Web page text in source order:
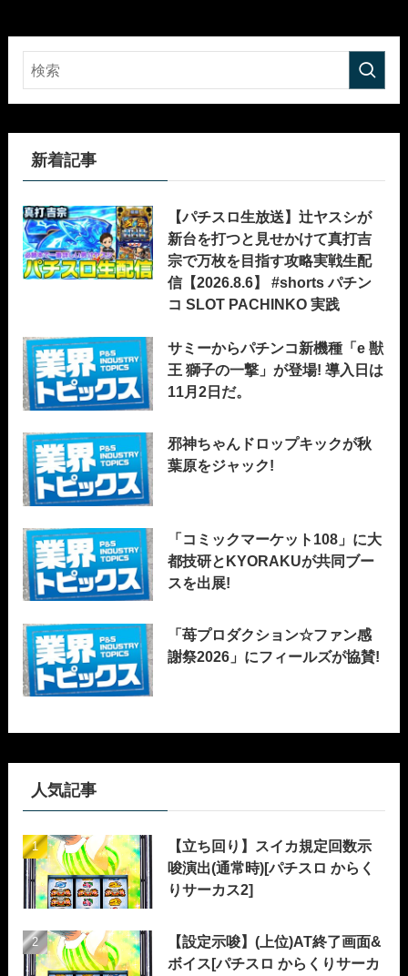
新着記事
【パチスロ生放送】辻ヤスシが
新台を打つと見せかけて真打吉
宗で万枚を目指す攻略実戦生配
信【2026.8.6】 #shorts パチン
コ SLOT PACHINKO 実践
サミーからパチンコ新機種「e 獣
王 獅子の一撃」が登場! 導入日は
11月2日だ。
邪神ちゃんドロップキックが秋
葉原をジャック!
「コミックマーケット108」に大
都技研とKYORAKUが共同ブー
スを出展!
「苺プロダクション☆ファン感
謝祭2026」にフィールズが協賛!
人気記事
【立ち回り】スイカ規定回数示
唆演出(通常時)[パチスロ からく
りサーカス2]
【設定示唆】(上位)AT終了画面&
ボイス[パチスロ からくりサーカ